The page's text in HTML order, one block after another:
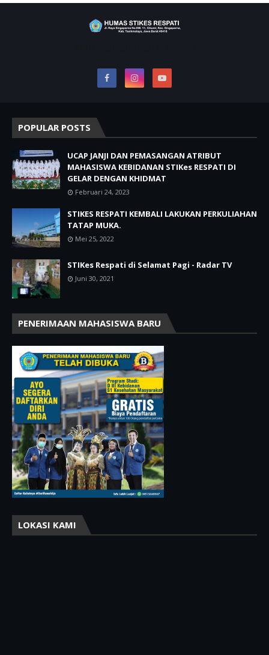
POPULAR POSTS
UCAP JANJI DAN PEMASANGAN ATRIBUT
MAHASISWA KEBIDANAN STIKes RESPATI DI
GELAR DENGAN KHIDMAT
Februari 24, 2023
STIKES RESPATI KEMBALI LAKUKAN PERKULIAHAN
TATAP MUKA.
Mei 25, 2022
STIKes Respati di Selamat Pagi - Radar TV
Juni 30, 2021
PENERIMAAN MAHASISWA BARU
LOKASI KAMI